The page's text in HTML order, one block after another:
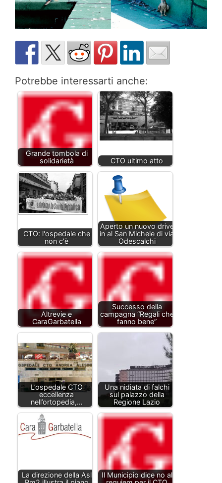
Potrebbe interessarti anche:
Grande tombola di
solidarietà
CTO ultimo atto
CTO: l'ospedale che
non c'è
Aperto un nuovo drive
in al San Michele di via
Odescalchi
Altrevie e
CaraGarbatella
Successo della
campagna “Regali che
fanno bene”
L’ospedale CTO
eccellenza
nell’ortopedia,…
Una nidiata di falchi
sul palazzo della
Regione Lazio
La direzione della Asl
Il Municipio dice no al